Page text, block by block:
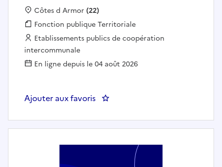
Localisation :
Côtes d Armor (22)
Fonction publique :
Fonction publique Territoriale
Employeur :
Etablissements publics de coopération
intercommunale
En ligne depuis le 04 août 2026
Ajouter aux favoris : Coordinateur du Conseil Local